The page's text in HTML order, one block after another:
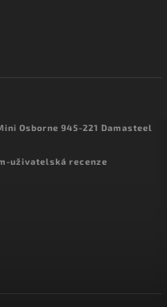
Osborne 945-221 Damasteel
uživatelská recenze